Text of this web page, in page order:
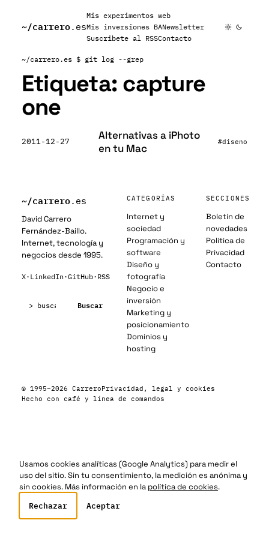
~/carrero.es
Mis experimentos web
Mis inversiones BANewsletter
Suscribete al RSSContacto
~/carrero.es $ git log --grep
Etiqueta: capture
one
2011-12-27
Alternativas a iPhoto
en tu Mac
#diseno
~/carrero.es
David Carrero
Fernández-Baillo.
Internet, tecnología y
negocios desde 1995.
X· LinkedIn·GitHub· RSS
Buscar
CATEGORÍAS
Internet y
sociedad
Programación y
software
Diseño y
fotografía
Negocio e
inversión
Marketing y
posicionamiento
Dominios y
hosting
SECCIONES
Boletín de
novedades
Política de
Privacidad
Contacto
© 1995–2026 CarreroPrivacidad, legal y cookies
Hecho con café y línea de comandos
Usamos cookies analíticas (Google Analytics) para medir el
uso del sitio. Sin tu consentimiento, la medición es anónima y
sin cookies. Más información en lapolítica de cookies.
Rechazar Aceptar